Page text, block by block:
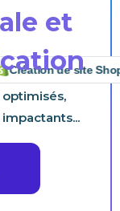
et
de site Shopify